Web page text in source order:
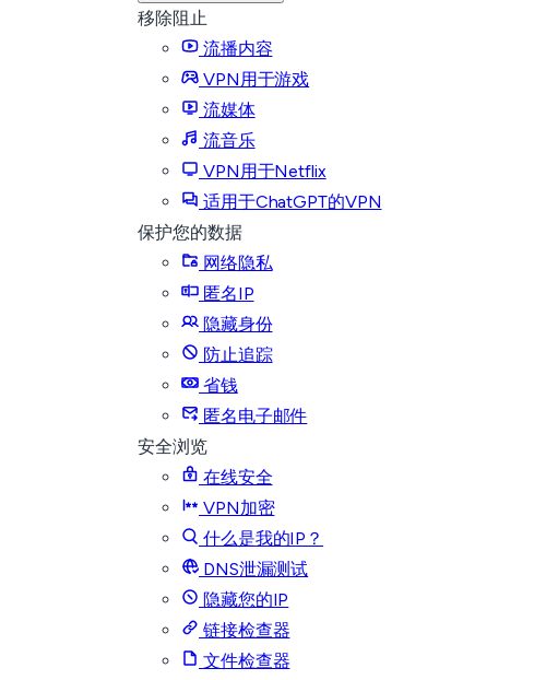
移除阻止
流播内容
VPN用于游戏
流媒体
流音乐
VPN用于Netflix
适用于ChatGPT的VPN
保护您的数据
网络隐私
匿名IP
隐藏身份
防止追踪
省钱
匿名电子邮件
安全浏览
在线安全
VPN加密
什么是我的IP？
DNS泄漏测试
隐藏您的IP
链接检查器
文件检查器